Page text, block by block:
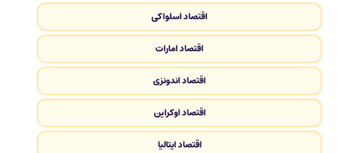
اقتصاد اسلواکی
اقتصاد امارات
اقتصاد اندونزی
اقتصاد اوکراین
اقتصاد ایتالیا